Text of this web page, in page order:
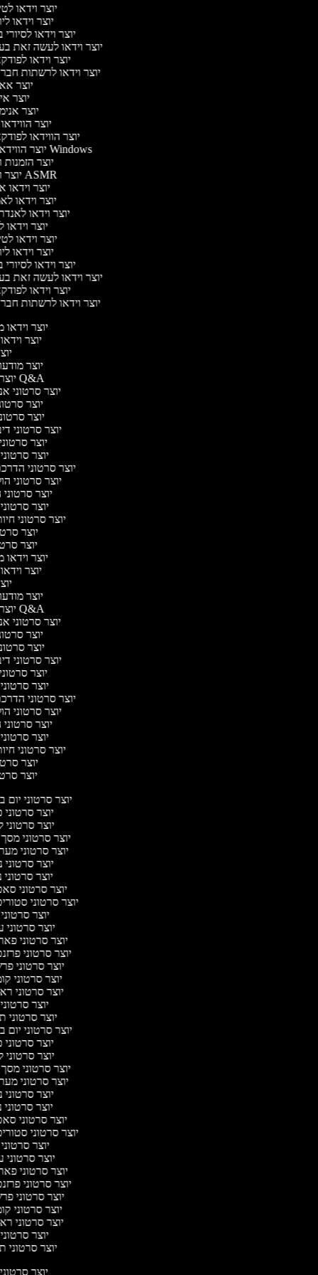
יוצר וידאו
יוצר וידאו
יוצר וידאו
יוצר וידאו לעשה זאת
יוצר וידאו
יוצר וידאו לרשתות
יוצר
יוצר
יוצר
יוצר
יוצר הווידאו
יוצר הווידאו של Windows
יוצר הזמנות
יוצר וידאו ASMR
יוצר וידאו
יוצר וידאו
יוצר וידאו
יוצר וידאו
יוצר וידאו
יוצר וידאו
יוצר וידאו
יוצר וידאו לעשה זאת
יוצר וידאו
יוצר וידאו לרשתות
יוצר וידאו
יוצר
יוצר
יוצר סרטוני Q&A
יוצר סרטוני
יוצר
יוצר סרטוני
יוצר סרטוני
יוצר
יוצר
יוצר סרטוני
יוצר סרטוני
יוצר סרטוני
יוצר
יוצר סרטוני
יוצר
יוצר
יוצר וידאו
יוצר
יוצר
יוצר סרטוני Q&A
יוצר סרטוני
יוצר
יוצר סרטוני
יוצר סרטוני
יוצר
יוצר
יוצר סרטוני
יוצר סרטוני
יוצר סרטוני
יוצר
יוצר סרטוני
יוצר
יוצר
יוצר סרטוני יום
יוצר
יוצר סרטוני
יוצר סרטוני
יוצר סרטוני
יוצר
יוצר סרטוני
יוצר סרטוני
יוצר סרטוני
יוצר
יוצר סרטוני
יוצר סרטוני
יוצר סרטוני
יוצר סרטוני
יוצר סרטוני
יוצר סרטוני
יוצר
יוצר סרטוני
יוצר סרטוני יום
יוצר
יוצר סרטוני
יוצר סרטוני
יוצר סרטוני
יוצר
יוצר סרטוני
יוצר סרטוני
יוצר סרטוני
יוצר
יוצר סרטוני
יוצר סרטוני
יוצר סרטוני
יוצר סרטוני
יוצר סרטוני
יוצר סרטוני
יוצר
יוצר סרטוני
יוצר